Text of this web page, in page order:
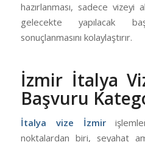
hazırlanması, sadece vizeyi
gelecekte yapılacak
sonuçlanmasını kolaylaştırır.
İzmir İtalya
Başvuru
İtalya vize İzmir
noktalardan biri, seyahat